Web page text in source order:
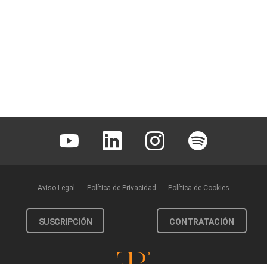
Youtube Linkedin Instagram Spotify
Aviso Legal Política de Privacidad Política de Cookies
SUSCRIPCIÓN CONTRATACIÓN